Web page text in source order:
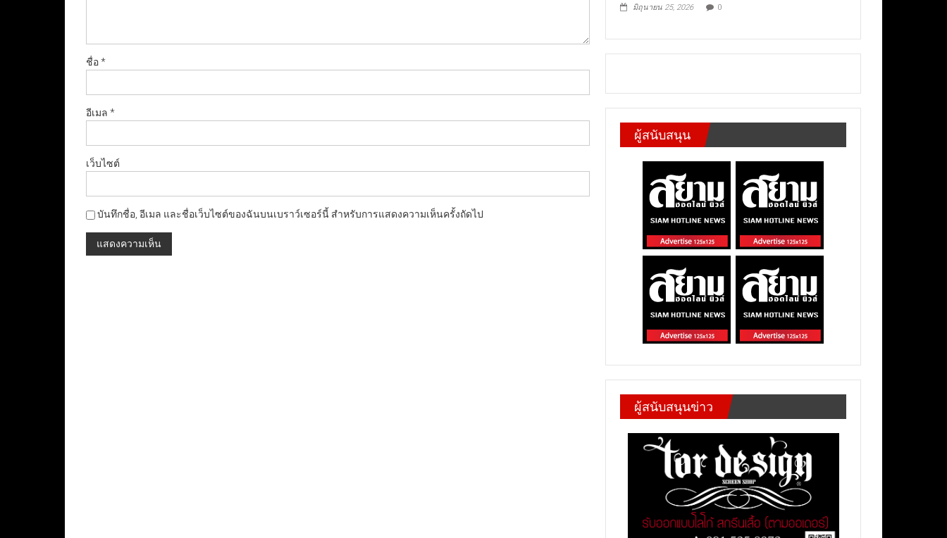
ชื่อ*
อีเมล *
เว็บไซต์
บันทึกชื่อ, อีเมล และชื่อเว็บไซต์ของฉันบนเบราว์เซอร์นี้ สำหรับการแสดงความเห็นครั้งถัดไป
มิถุนายน 25, 2026 0
ผู้สนับสนุน
ผู้สนับสนุนข่าว